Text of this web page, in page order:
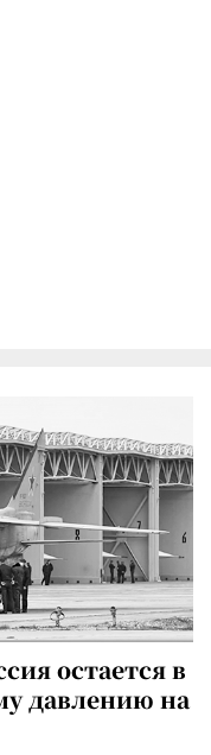
остается в
давлению на